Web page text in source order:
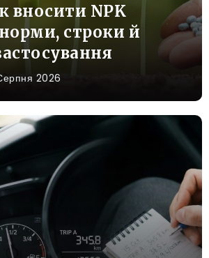
вносити NPK
строки й
2026